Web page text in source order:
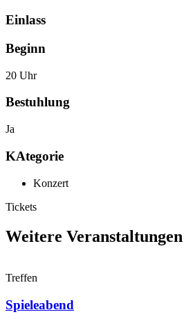
Einlass
Beginn
20 Uhr
Bestuhlung
Ja
KAtegorie
Konzert
Tickets
Weitere Veranstaltungen
Treffen
Spieleabend